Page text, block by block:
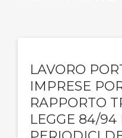
LAVORO
IMPRESE
RAPPORTO
LEGGE 84/94